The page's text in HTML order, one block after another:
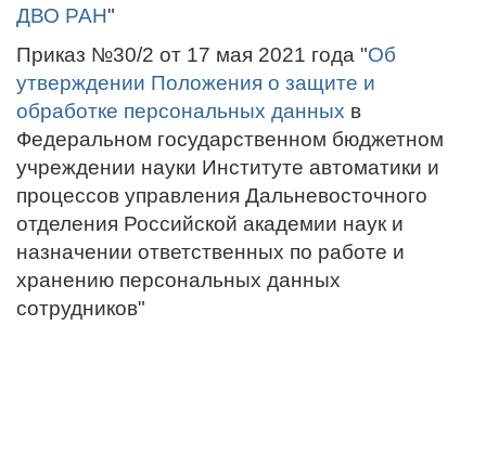
ДВО РАН"
Приказ №30/2 от 17 мая 2021 года "Об
утверждении Положения о защите и
обработке персональных данных в
Федеральном государственном бюджетном
учреждении науки Институте автоматики и
процессов управления Дальневосточного
отделения Российской академии наук и
назначении ответственных по работе и
хранению персональных данных
сотрудников"